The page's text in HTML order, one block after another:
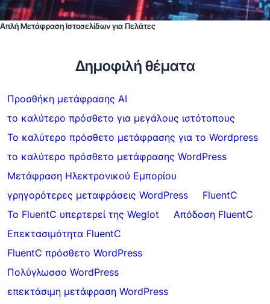
Απλή Μετάφραση Ιστοσελίδων για Πελάτες
Δημοφιλή θέματα
Προσθήκη μετάφρασης AI
το καλύτερο πρόσθετο για μεγάλους ιστότοπους
Το καλύτερο πρόσθετο μετάφρασης για το Wordpress
το καλύτερο πρόσθετο μετάφρασης WordPress
Μετάφραση Ηλεκτρονικού Εμπορίου
γρηγορότερες μεταφράσεις WordPress
FluentC
Το FluentC υπερτερεί της Weglot
Απόδοση FluentC
Επεκτασιμότητα FluentC
FluentC πρόσθετο WordPress
Πολύγλωσσο WordPress
επεκτάσιμη μετάφραση WordPress